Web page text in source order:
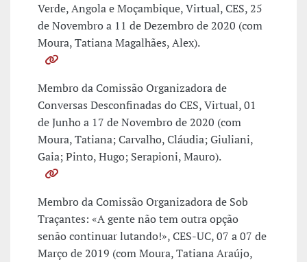
Verde, Angola e Moçambique, Virtual, CES, 25
de Novembro a 11 de Dezembro de 2020 (com
Moura, Tatiana Magalhães, Alex).
Membro da Comissão Organizadora de
Conversas Desconfinadas do CES, Virtual, 01
de Junho a 17 de Novembro de 2020 (com
Moura, Tatiana; Carvalho, Cláudia; Giuliani,
Gaia; Pinto, Hugo; Serapioni, Mauro).
Membro da Comissão Organizadora de Sob
Traçantes: «A gente não tem outra opção
senão continuar lutando!», CES-UC, 07 a 07 de
Março de 2019 (com Moura, Tatiana Araújo,